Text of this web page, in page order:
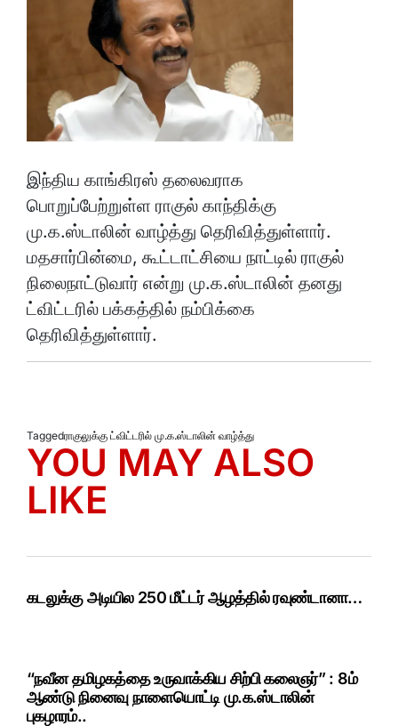
இந்திய காங்கிரஸ் தலைவராக
பொறுப்பேற்றுள்ள ராகுல் காந்திக்கு
மு.க.ஸ்டாலின் வாழ்த்து தெரிவித்துள்ளார்.
மதசார்பின்மை, கூட்டாட்சியை நாட்டில் ராகுல்
நிலைநாட்டுவார் என்று மு.க.ஸ்டாலின் தனது
ட்விட்டரில் பக்கத்தில் நம்பிக்கை
தெரிவித்துள்ளார்.
Taggedராகுலுக்கு ட்விட்டரில் மு.க.ஸ்டாலின் வாழ்த்து
YOU MAY ALSO
LIKE
கடலுக்கு அடியில 250 மீட்டர் ஆழத்தில் ரவுண்டானா…
“நவீன தமிழகத்தை உருவாக்கிய சிற்பி கலைஞர்” : 8ம்
ஆண்டு நினைவு நாளையொட்டி மு.க.ஸ்டாலின்
புகழாரம்..